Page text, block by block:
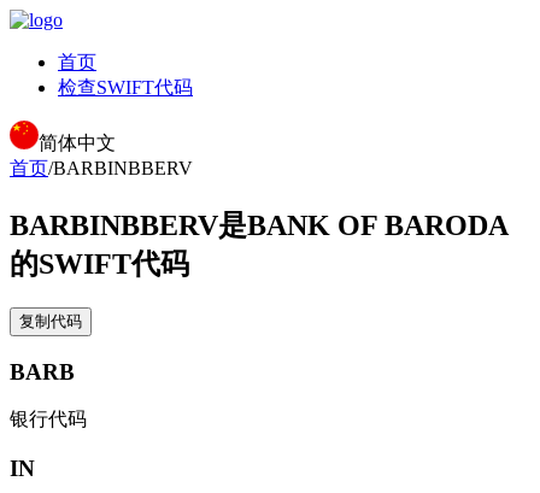
首页
检查SWIFT代码
简体中文
首页/BARBINBBERV
BARBINBBERV是BANK OF BARODA
的SWIFT代码
复制代码
BARB
银行代码
IN